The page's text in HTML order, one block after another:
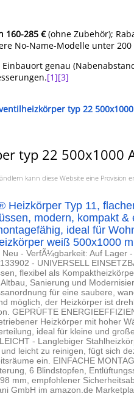
160-285 €(ohne Zubehör);
No-Name-Modelle unter
Einbauort genau
[1][3]
typ 22
typ 22 500x1000
kann diese Website eine
Heizkörper Typ 11,
modern, kompakt &
ideal für
weiß 500x1000
- VerfÃ¼gbarkeit: Auf Lager
- UNIVERSELL
flexibel als
Sanierung und
für eine saubere,
möglich, der Heizkörper ist
GEPRÜFTE
Heizkörper mit hoher
ideal für kleine und
- Langlebiger
leicht zu reinigen, fügt sich
ein. EINFACHE
6 Blindstopfen,
mm, empfohlener
GmbH im amazon.de